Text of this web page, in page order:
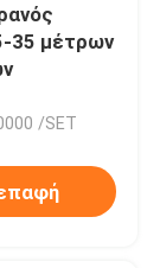
35 μέτρων
/SET